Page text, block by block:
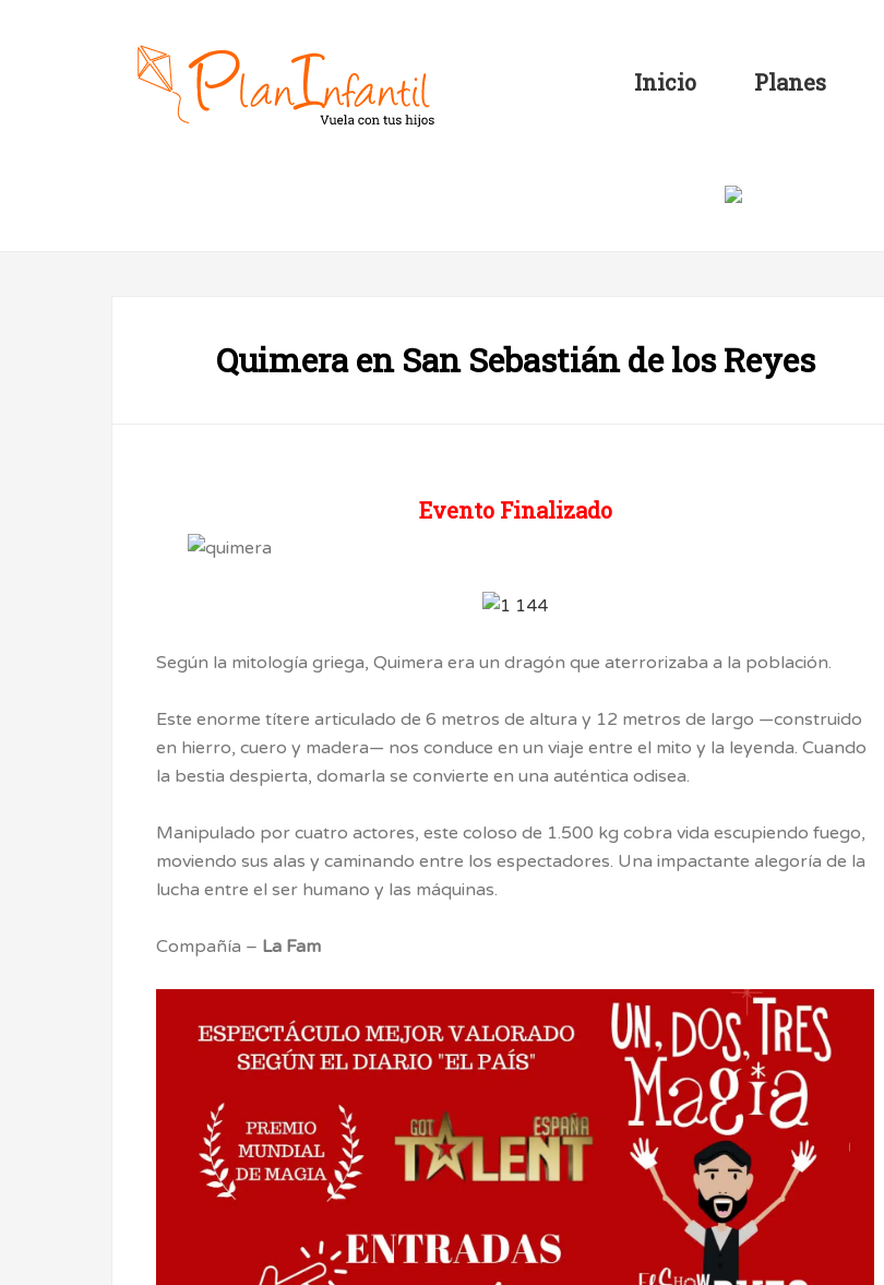
Inicio Planes
Quimera en San Sebastián de los Reyes
Evento Finalizado
Según la mitología griega, Quimera era un dragón que aterrorizaba a la población.
Este enorme títere articulado de 6 metros de altura y 12 metros de largo —construido
en hierro, cuero y madera— nos conduce en un viaje entre el mito y la leyenda. Cuando
la bestia despierta, domarla se convierte en una auténtica odisea.
Manipulado por cuatro actores, este coloso de 1.500 kg cobra vida escupiendo fuego,
moviendo sus alas y caminando entre los espectadores. Una impactante alegoría de la
lucha entre el ser humano y las máquinas.
Compañía – La Fam